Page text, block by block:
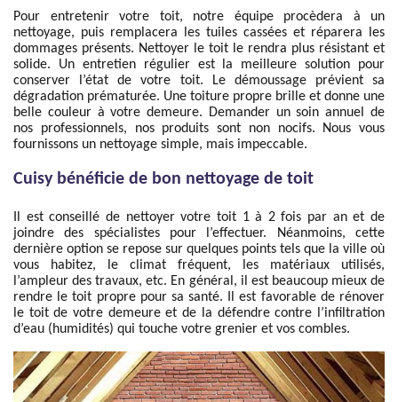
Pour entretenir votre toit, notre équipe procèdera à un
nettoyage, puis remplacera les tuiles cassées et réparera les
dommages présents. Nettoyer le toit le rendra plus résistant et
solide. Un entretien régulier est la meilleure solution pour
conserver l’état de votre toit. Le démoussage prévient sa
dégradation prématurée. Une toiture propre brille et donne une
belle couleur à votre demeure. Demander un soin annuel de
nos professionnels, nos produits sont non nocifs. Nous vous
fournissons un nettoyage simple, mais impeccable.
Cuisy bénéficie de bon nettoyage de toit
Il est conseillé de nettoyer votre toit 1 à 2 fois par an et de
joindre des spécialistes pour l’effectuer. Néanmoins, cette
dernière option se repose sur quelques points tels que la ville où
vous habitez, le climat fréquent, les matériaux utilisés,
l’ampleur des travaux, etc. En général, il est beaucoup mieux de
rendre le toit propre pour sa santé. Il est favorable de rénover
le toit de votre demeure et de la défendre contre l’infiltration
d’eau (humidités) qui touche votre grenier et vos combles.